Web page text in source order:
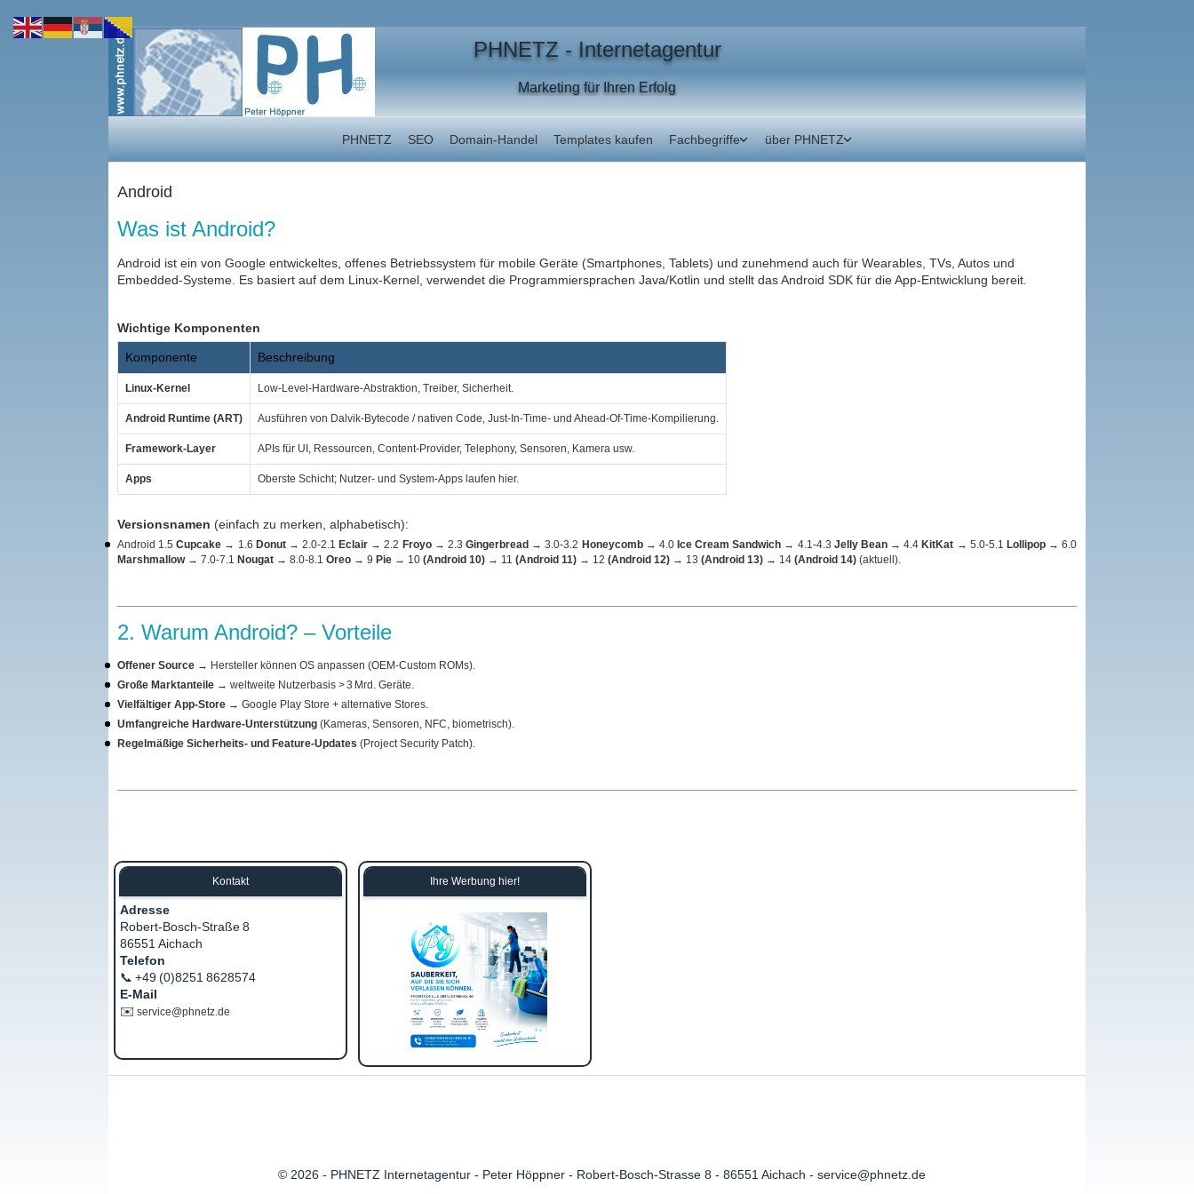
PHNETZ - Internetagentur
Marketing für Ihren Erfolg
PHNETZ SEO Domain‑Handel Templates kaufen Fachbegriffe über PHNETZ
Android
Was ist Android?
Android ist ein von Google entwickeltes, offenes Betriebssystem für mobile Geräte (Smartphones, Tablets) und zunehmend auch für Wearables, TVs, Autos und
Embedded‑Systeme. Es basiert auf dem Linux‑Kernel, verwendet die Programmiersprachen Java/Kotlin und stellt das Android SDK für die App‑Entwicklung bereit.
Wichtige Komponenten
Komponente Beschreibung
Linux‑Kernel Low‑Level‑Hardware‑Abstraktion, Treiber, Sicherheit.
Android Runtime (ART) Ausführen von Dalvik‑Bytecode / nativen Code, Just‑In‑Time‑ und Ahead‑Of‑Time‑Kompilierung.
Framework‑Layer APIs für UI, Ressourcen, Content‑Provider, Telephony, Sensoren, Kamera usw.
Apps Oberste Schicht; Nutzer‑ und System‑Apps laufen hier.
Versionsnamen (einfach zu merken, alphabetisch):
Android 1.5Cupcake → 1.6 Donut→ 2.0‑2.1Eclair → 2.2 Froyo→ 2.3Gingerbread → 3.0‑3.2 Honeycomb→ 4.0Ice Cream Sandwich → 4.1‑4.3 Jelly Bean→ 4.4KitKat → 5.0‑5.1 Lollipop→ 6.0
Marshmallow→ 7.0‑7.1 Nougat → 8.0‑8.1 Oreo → 9 Pie → 10 (Android 10) → 11 (Android 11) → 12 (Android 12) → 13 (Android 13) → 14 (Android 14) (aktuell).
2. Warum Android? – Vorteile
Offener Source → Hersteller können OS anpassen (OEM‑Custom ROMs).
Große Marktanteile → weltweite Nutzerbasis > 3 Mrd. Geräte.
Vielfältiger App‑Store → Google Play Store + alternative Stores.
Umfangreiche Hardware‑Unterstützung (Kameras, Sensoren, NFC, biometrisch).
Regelmäßige Sicherheits‑ und Feature‑Updates (Project Security Patch).
Kontakt
Adresse
Robert‑Bosch‑Straße 8
86551 Aichach
Telefon
📞 +49 (0)8251 8628574
E‑Mail
✉️ service@phnetz.de
Ihre Werbung hier!
© 2026 - PHNETZ Internetagentur - Peter Höppner - Robert-Bosch-Strasse 8 - 86551 Aichach - service@phnetz.de